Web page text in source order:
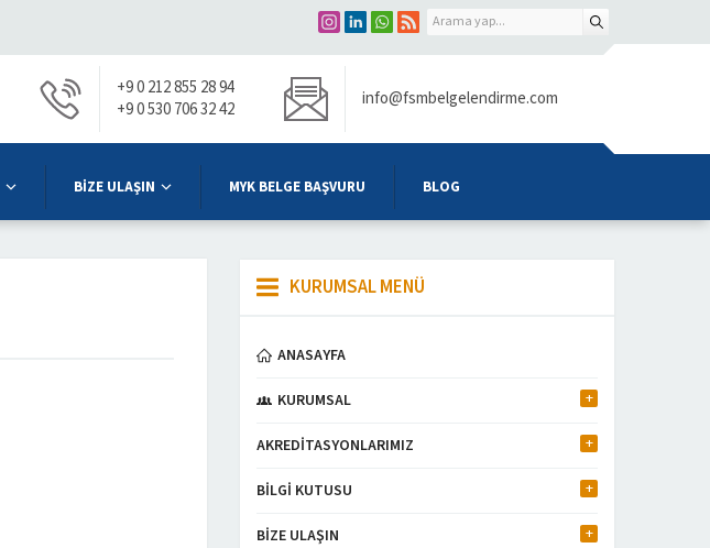
+9 0 212 855 28 94
+9 0 530 706 32 42
info@fsmbelgelendirme.com
BİZE ULAŞIN MYK BELGE BAŞVURU BLOG
KURUMSAL MENÜ
ANASAYFA
KURUMSAL
AKREDİTASYONLARIMIZ
BİLGİ KUTUSU
BİZE ULAŞIN